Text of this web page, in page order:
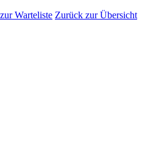
Warteliste Zurück zur Übersicht